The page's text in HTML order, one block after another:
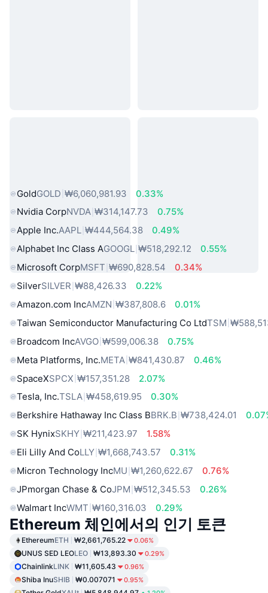
GoldGOLD ₩6,060,981.93
0.33%
Nvidia CorpNVDA ₩314,147.73
0.75%
Apple Inc.AAPL ₩444,564.38
0.49%
Alphabet Inc Class AGOOGL ₩518,292.12
0.55%
Microsoft CorpMSFT ₩690,828.54
0.34%
SilverSILVER ₩88,426.33
0.22%
Amazon.com IncAMZN ₩387,808.6
0.01%
Taiwan Semiconductor Manufacturing Co LtdTSM
Broadcom IncAVGO ₩599,006.38
0.75%
Meta Platforms, Inc.META ₩841,430.87
0.46%
SpaceXSPCX ₩157,351.28
2.07%
Tesla, Inc.TSLA ₩458,619.95
0.30%
Berkshire Hathaway Inc Class BBRK.B ₩738,424.01
SK HynixSKHY ₩211,423.97
1.58%
Eli Lilly And CoLLY ₩1,668,743.57
0.31%
Micron Technology IncMU ₩1,260,622.67
0.76%
JPmorgan Chase & CoJPM ₩512,345.53
0.26%
Walmart IncWMT ₩160,316.03 0.29%
Ethereum 체인에서의 인기 토큰
EthereumETH ₩2,661,765.22 0.06%
UNUS SED LEOLEO ₩13,893.30 0.29%
ChainlinkLINK ₩11,605.43 0.96%
Shiba InuSHIB ₩0.007071 0.95%